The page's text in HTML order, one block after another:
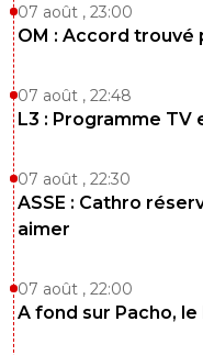
07 août , 23:00
OM : Accord trouvé
07 août , 22:48
L3 : Programme TV
07 août , 22:30
ASSE : Cathro
aimer
07 août , 22:00
A fond sur Pacho, le